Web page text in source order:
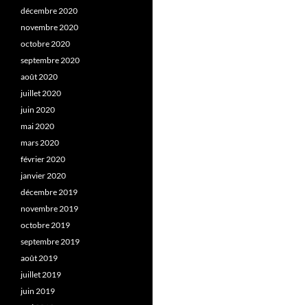
décembre 2020
novembre 2020
octobre 2020
septembre 2020
août 2020
juillet 2020
juin 2020
mai 2020
mars 2020
février 2020
janvier 2020
décembre 2019
novembre 2019
octobre 2019
septembre 2019
août 2019
juillet 2019
juin 2019